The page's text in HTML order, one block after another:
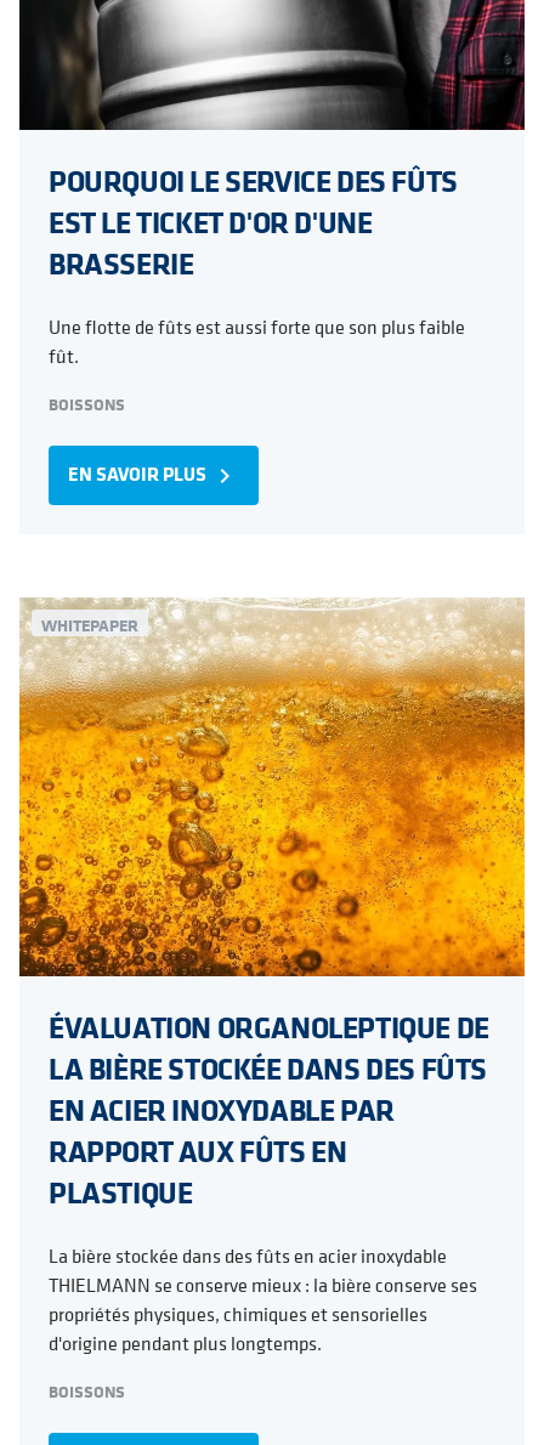
POURQUOI LE SERVICE DES FÛTS
EST LE TICKET D'OR D'UNE
BRASSERIE
Une flotte de fûts est aussi forte que son plus faible
fût.
BOISSONS
EN SAVOIR PLUS navigate_next
WHITEPAPER
ÉVALUATION ORGANOLEPTIQUE DE
LA BIÈRE STOCKÉE DANS DES FÛTS
EN ACIER INOXYDABLE PAR
RAPPORT AUX FÛTS EN
PLASTIQUE
La bière stockée dans des fûts en acier inoxydable
THIELMANN se conserve mieux : la bière conserve ses
propriétés physiques, chimiques et sensorielles
d'origine pendant plus longtemps.
BOISSONS